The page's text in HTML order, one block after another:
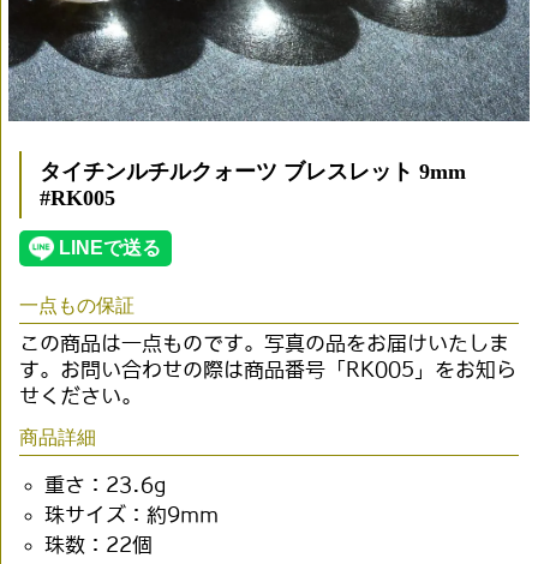
タイチンルチルクォーツ ブレスレット 9mm
#RK005
一点もの保証
この商品は一点ものです。写真の品をお届けいたしま
す。お問い合わせの際は商品番号「RK005」をお知ら
せください。
商品詳細
重さ：23.6g
珠サイズ：約9mm
珠数：22個